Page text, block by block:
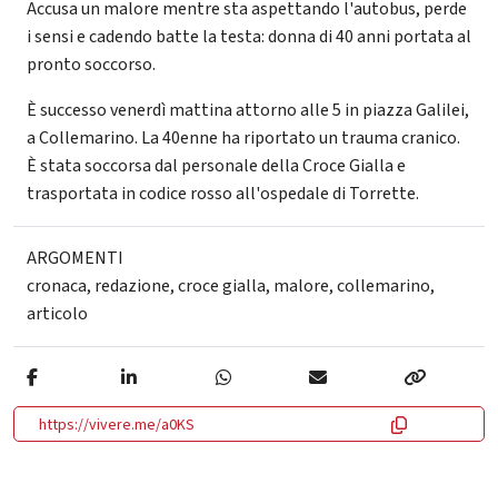
Accusa un malore mentre sta aspettando l'autobus, perde
i sensi e cadendo batte la testa: donna di 40 anni portata al
pronto soccorso.
È successo venerdì mattina attorno alle 5 in piazza Galilei,
a Collemarino. La 40enne ha riportato un trauma cranico.
È stata soccorsa dal personale della Croce Gialla e
trasportata in codice rosso all'ospedale di Torrette.
ARGOMENTI
cronaca, redazione,croce gialla, malore,collemarino,
articolo
https://vivere.me/a0KS